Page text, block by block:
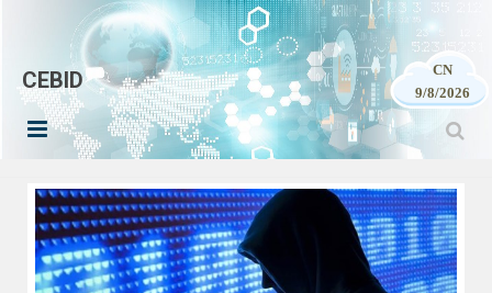
CEBID
CN
9/8/2026